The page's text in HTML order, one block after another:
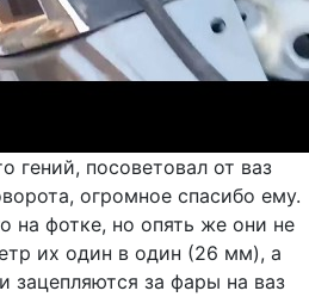
гений, посоветовал от ваз
огромное спасибо ему.
на фотке, но опять же они не
их один в один (26 мм), а
зацепляются за фары на ваз